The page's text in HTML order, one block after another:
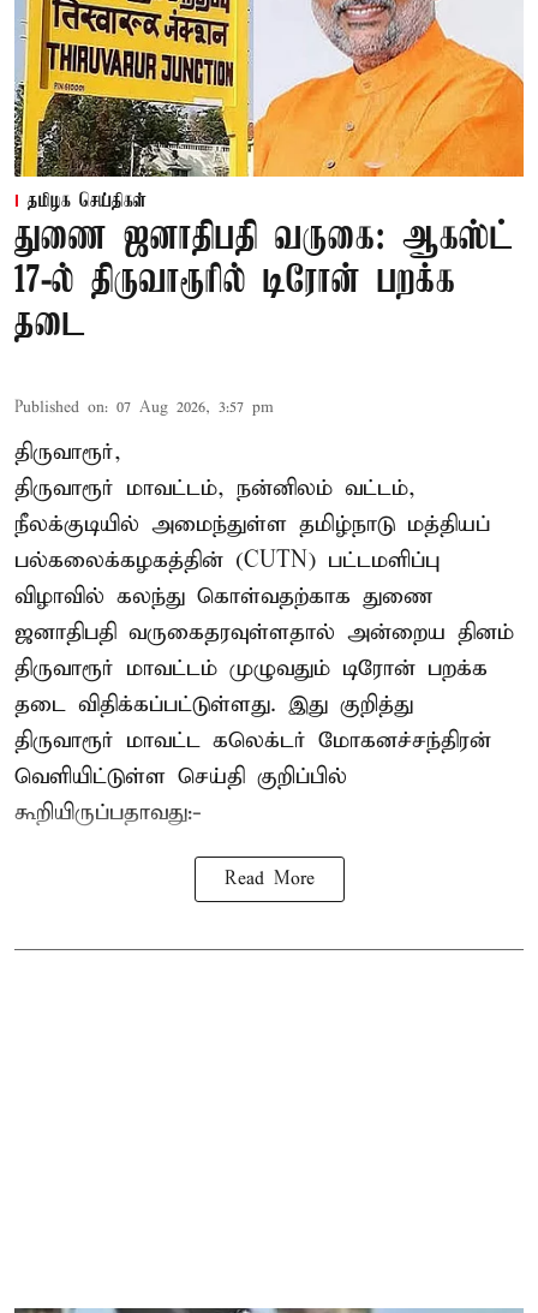
தமிழக செய்திகள்
துணை ஜனாதிபதி வருகை: ஆகஸ்ட்
17-ல் திருவாரூரில் டிரோன் பறக்க
தடை
Published on: 07 Aug 2026, 3:57 pm
திருவாரூர்,
திருவாரூர் மாவட்டம், நன்னிலம் வட்டம்,
நீலக்குடியில் அமைந்துள்ள தமிழ்நாடு மத்தியப்
பல்கலைக்கழகத்தின் (CUTN) பட்டமளிப்பு
விழாவில் கலந்து கொள்வதற்காக துணை
ஜனாதிபதி வருகைதரவுள்ளதால் அன்றைய தினம்
திருவாரூர் மாவட்டம் முழுவதும் டிரோன் பறக்க
தடை விதிக்கப்பட்டுள்ளது. இது குறித்து
திருவாரூர் மாவட்ட கலெக்டர் மோகனச்சந்திரன்
வெளியிட்டுள்ள செய்தி குறிப்பில்
கூறியிருப்பதாவது:-
Read More